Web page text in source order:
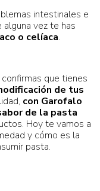
intestinales e
alguna vez te has
o celíaca.
que tienes
de tus
con Garofalo
de la pasta
Hoy te vamos a
y cómo es la
pasta.